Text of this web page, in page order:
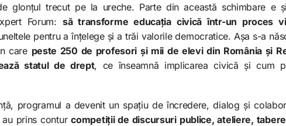
glonțul trecut pe la ureche. Parte din această schimbare e
Forum: să transforme educația civică într-un proces
pentru a înțelege și a trăi valorile democratice. Așa s-a
care peste 250 de profesori și mii de elevi din România și
statul de drept, ce înseamnă implicarea civică și cum
programul a devenit un spațiu de încredere, dialog și
au prins conturcompetiții de discursuri publice, ateliere,